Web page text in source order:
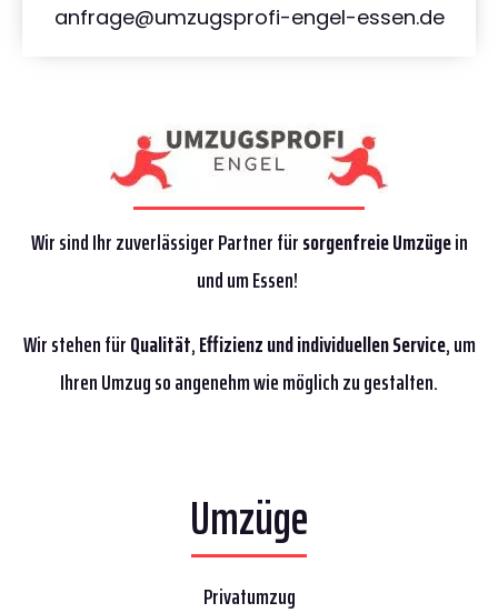
anfrage@umzugsprofi-engel-essen.de
Wir sind Ihr zuverlässiger Partner fürsorgenfreie Umzügein
und um Essen!
Wir stehen fürQualität,Effizienzund individuellen Service, um
Ihren Umzug so angenehm wie möglich zu gestalten.
Umzüge
Privatumzug